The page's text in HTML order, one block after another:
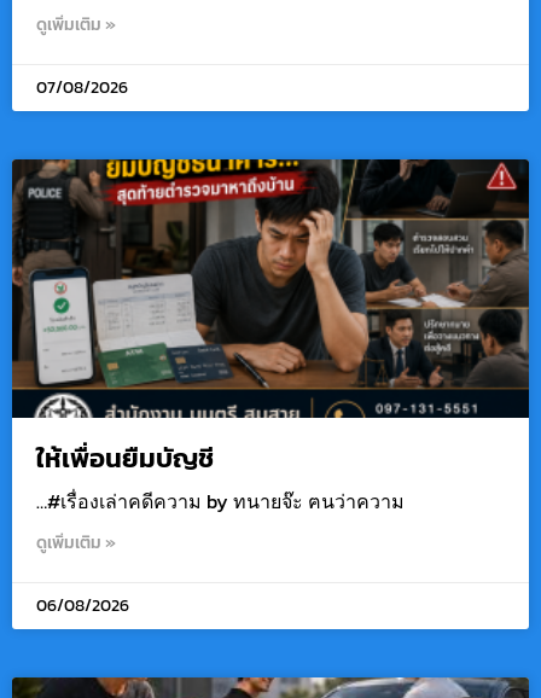
ดูเพิ่มเติม »
07/08/2026
ให้เพื่อนยืมบัญชี
…#เรื่องเล่าคดีความ by ทนายจ๊ะ ฅนว่าความ
ดูเพิ่มเติม »
06/08/2026